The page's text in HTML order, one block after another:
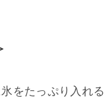
をたっぷり入れる